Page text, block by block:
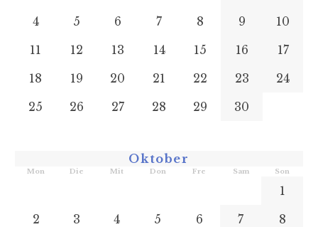
4 5 6 7 8 9
10
11
12 13 14 15 16
17
18
19 20 21 22 23
24
25
26 27 28 29 30
Oktober
Mon Die Mit Don Fre Sam Son
1
2
3 4 5 6 7
8